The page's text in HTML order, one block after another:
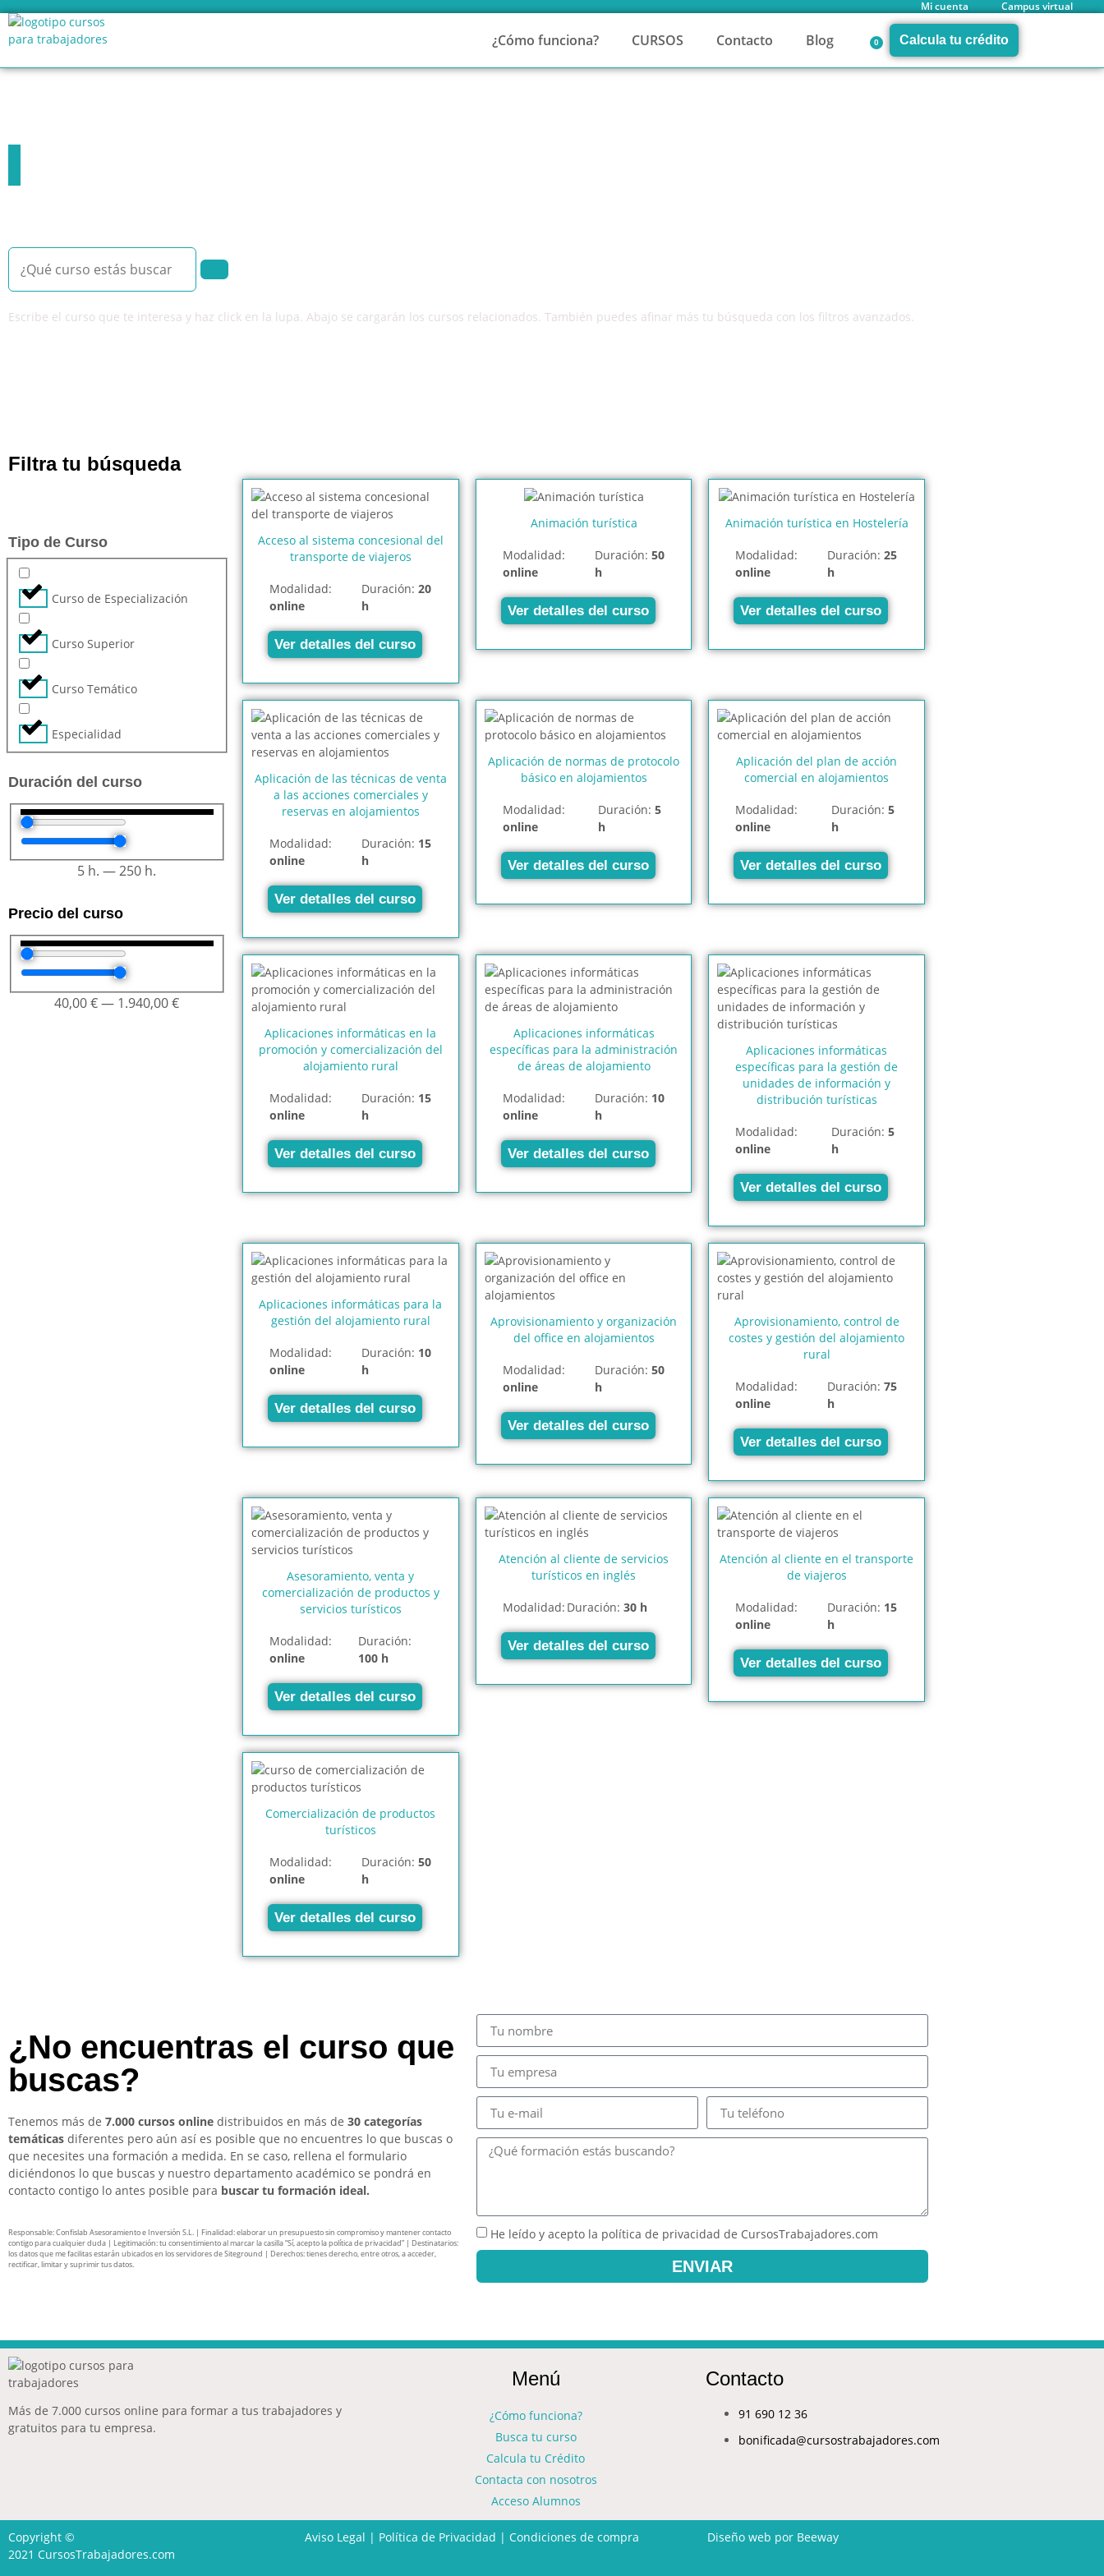
Mi cuenta Campus virtual
¿Cómo funciona? CURSOS Contacto Blog 0 Calcula tu crédito
Escribe el curso que te interesa y haz click en la lupa. Abajo se cargarán los cursos relacionados. También puedes afinar más tu búsqueda con los filtros avanzados.
Filtra tu búsqueda
Tipo de Curso
Curso de Especialización
Curso Superior
Curso Temático
Especialidad
Duración del curso
5 h. —250 h.
Precio del curso
40,00€— 1.940,00€
Acceso al sistema concesional del
transporte de viajeros
Modalidad:
online
Duración: 20
h
Ver detalles del curso
Animación turística
Modalidad:
online
Duración: 50
h
Ver detalles del curso
Animación turística en Hostelería
Modalidad:
online
Duración:25
h
Ver detalles del curso
Aplicación de las técnicas de venta
a las acciones comerciales y
reservas en alojamientos
Modalidad:
online
Duración: 15
h
Ver detalles del curso
Aplicación de normas de protocolo
básico en alojamientos
Modalidad:
online
Duración: 5
h
Ver detalles del curso
Aplicación del plan de acción
comercial en alojamientos
Modalidad:
online
Duración: 5
h
Ver detalles del curso
Aplicaciones informáticas en la
promoción y comercialización del
alojamiento rural
Modalidad:
online
Duración: 15
h
Ver detalles del curso
Aplicaciones informáticas
específicas para la administración
de áreas de alojamiento
Modalidad:
online
Duración: 10
h
Ver detalles del curso
Aplicaciones informáticas
específicas para la gestión de
unidades de información y
distribución turísticas
Modalidad:
online
Duración: 5
h
Ver detalles del curso
Aplicaciones informáticas para la
gestión del alojamiento rural
Modalidad:
online
Duración: 10
h
Ver detalles del curso
Aprovisionamiento y organización
del office en alojamientos
Modalidad:
online
Duración: 50
h
Ver detalles del curso
Aprovisionamiento, control de
costes y gestión del alojamiento
rural
Modalidad:
online
Duración:75
h
Ver detalles del curso
Asesoramiento, venta y
comercialización de productos y
servicios turísticos
Modalidad:
online
Duración:
100 h
Ver detalles del curso
Atención al cliente de servicios
turísticos en inglés
Modalidad: Duración: 30 h
Ver detalles del curso
Atención al cliente en el transporte
de viajeros
Modalidad:
online
Duración: 15
h
Ver detalles del curso
Comercialización de productos
turísticos
Modalidad:
online
Duración: 50
h
Ver detalles del curso
¿No encuentras el curso que
buscas?
Tenemos más de 7.000 cursos online distribuidos en más de 30 categorías
temáticas diferentes pero aún así es posible que no encuentres lo que buscas o
que necesites una formación a medida. En se caso, rellena el formulario
diciéndonos lo que buscas y nuestro departamento académico se pondrá en
contacto contigo lo antes posible para buscar tu formación ideal.
Responsable: Confislab Asesoramiento e Inversión S.L. | Finalidad: elaborar un presupuesto sin compromiso y mantener contacto
contigo para cualquier duda | Legitimación: tu consentimiento al marcar la casilla “Sí, acepto la política de privacidad” | Destinatarios:
los datos que me facilitas estarán ubicados en los servidores de Siteground | Derechos: tienes derecho, entre otros, a acceder,
rectificar, limitar y suprimir tus datos.
He leído y acepto la política de privacidad de CursosTrabajadores.com
ENVIAR
Más de 7.000 cursos online para formar a tus trabajadores y
gratuitos para tu empresa.
Menú
¿Cómo funciona?
Busca tu curso
Calcula tu Crédito
Contacta con nosotros
Acceso Alumnos
Contacto
91 690 12 36
bonificada@cursostrabajadores.com
Copyright ©
2021 CursosTrabajadores.com
Aviso Legal | Política de Privacidad |Condiciones de compra Diseño web por Beeway